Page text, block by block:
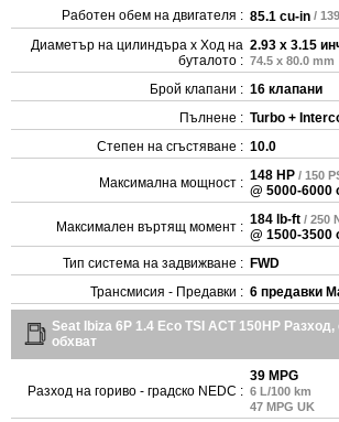
Работен обем на двигателя : 85.1 cu-in /
Диаметър на цилиндъра x Ход на
буталото :
2.93 x 3.15
74.5 x 80.0 mm
Брой клапани : 16 клапани
Пълнене : Turbo +
Степен на сгъстяване : 10.0
Максимална мощност : 148 HP / 150
@ 5000-6000
Максимален въртящ момент : 184 lb-ft / 250
@ 1500-3500
Тип система на задвижване : FWD
Трансмисия - Предавки : 6 предавки
Seat Ibiza 6P 1.4 Eco TSI ACT 150HP
обхват
Разход на гориво - градско NEDC :
39 MPG
6 L/100 km
47 MPG UK